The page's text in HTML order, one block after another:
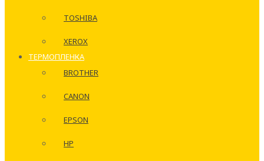
TOSHIBA
XEROX
ТЕРМОПЛЕНКА
BROTHER
CANON
EPSON
HP